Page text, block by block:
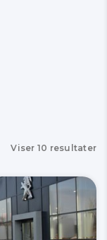
Viser 10 resultater